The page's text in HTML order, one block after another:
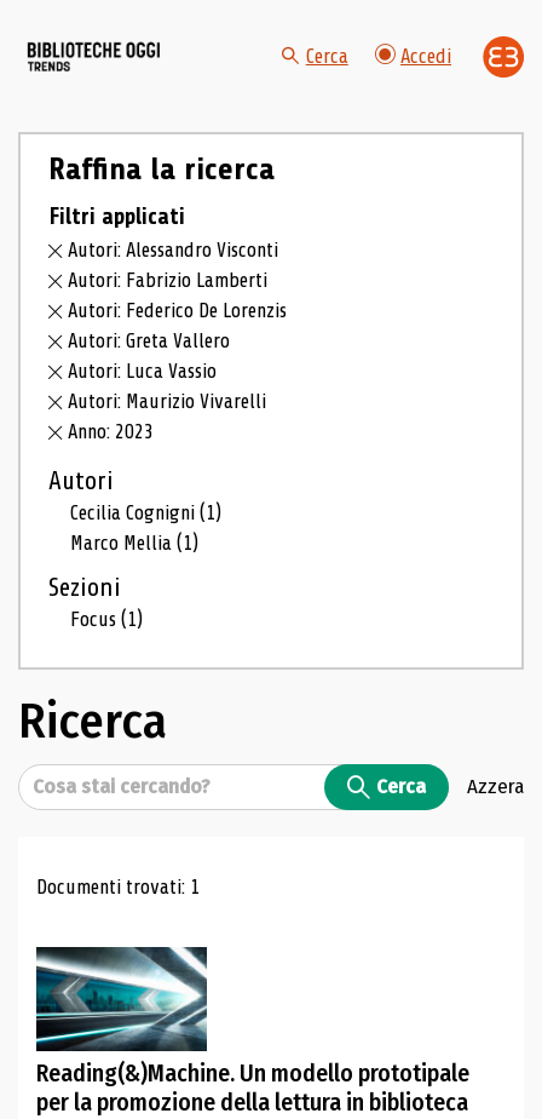
Cerca Accedi
Raffina la ricerca
Filtri applicati
Autori: Alessandro Visconti
Autori: Fabrizio Lamberti
Autori: Federico De Lorenzis
Autori: Greta Vallero
Autori: Luca Vassio
Autori: Maurizio Vivarelli
Anno: 2023
Autori
Cecilia Cognigni(1)
Marco Mellia(1)
Sezioni
Focus(1)
Ricerca
Cerca Cerca Azzera
Risultati di ricerca
Documenti trovati: 1
Reading(&)Machine. Un modello prototipale
per la promozione della lettura in biblioteca